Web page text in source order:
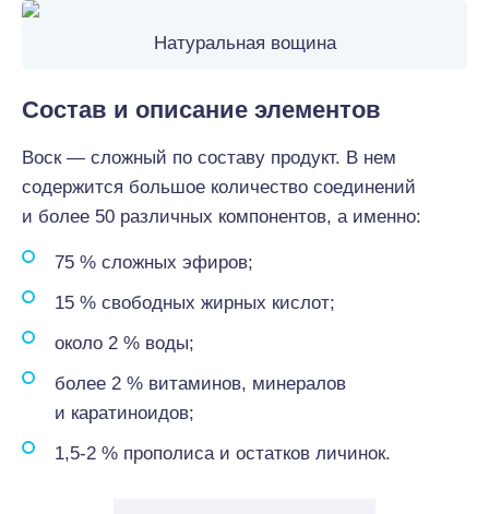
Натуральная вощина
Состав и описание элементов
Воск — сложный по составу продукт. В нем
содержится большое количество соединений
и более 50 различных компонентов, а именно:
75 % сложных эфиров;
15 % свободных жирных кислот;
около 2 % воды;
более 2 % витаминов, минералов
и каратиноидов;
1,5-2 % прополиса и остатков личинок.